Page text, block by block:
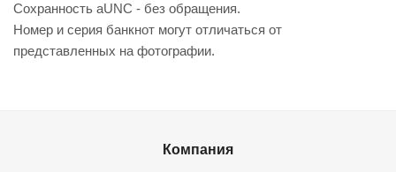
Сохранность aUNC - без обращения.
Номер и серия банкнот могут отличаться от
представленных на фотографии.
Компания